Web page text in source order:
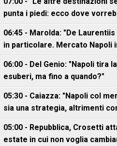
punta i piedi: ecco dove
06:45 - Marolda: "De
in particolare. Mercato Napoli
06:00 - Del Genio: "Napoli tira
esuberi, ma fino a quando?"
05:30 - Caiazza: "Napoli col
sia una strategia, altrimenti
05:00 - Repubblica, Crosetti
estate in cui non voglia